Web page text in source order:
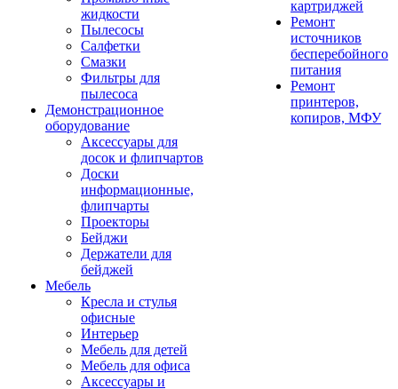
жидкости
Пылесосы
Салфетки
Смазки
Фильтры для
пылесоса
Демонстрационное
оборудование
Аксессуары для
досок и флипчартов
Доски
информационные,
флипчарты
Проекторы
Бейджи
Держатели для
бейджей
Мебель
Кресла и стулья
офисные
Интерьер
Мебель для детей
Мебель для офиса
Аксессуары и
картриджей
Ремонт
источников
бесперебойного
питания
Ремонт
принтеров,
копиров, МФУ